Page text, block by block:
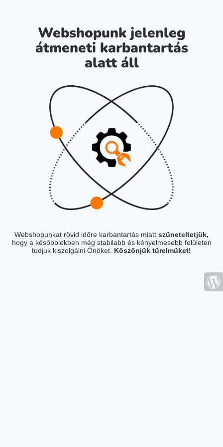
Webshopunk jelenleg
átmeneti karbantartás
alatt áll
Webshopunkat rövid időre karbantartás miatt szüneteltetjük,
hogy a későbbiekben még stabilabb és kényelmesebb felületen
tudjuk kiszolgálni Önöket. Köszönjük türelmüket!